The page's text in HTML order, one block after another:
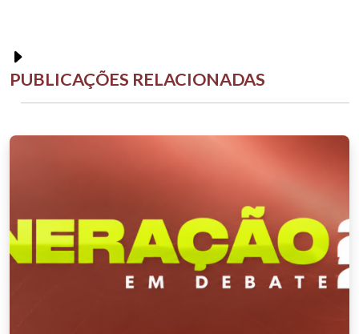
PUBLICAÇÕES RELACIONADAS